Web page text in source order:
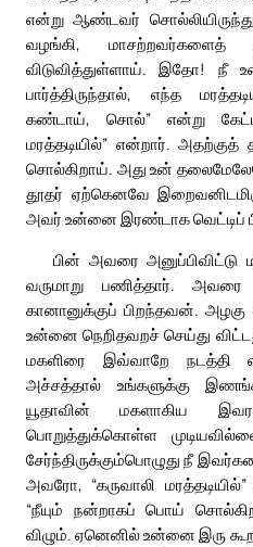
என்று ஆண்டவர்
வழங்கி, மாசற்றவர்களைத்
விடுவித்துள்ளாய். இதோ! நீ
பார்த்திருந்தால், எந்த
கண்டாய், சொல்” என்று
மரத்தடியில்” என்றார்.
சொல்கிறாய். அது உன்
தூதர் ஏற்கெனவே
அவர் உன்னை இரண்டாக வெட்டிப்
பின் அவரை
வருமாறு பணித்தார். அவரை
கானானுக்குப் பிறந்தவன்.
உன்னை நெறிதவறச் செய்து
மகளிரை இவ்வாறே நடத்தி
அச்சத்தால் உங்களுக்கு
யூதாவின் மகளாகிய
பொறுத்துக்கொள்ள
சேர்ந்திருக்கும்பொழுது நீ
அவரோ, “கருவாலி
“நீயும் நன்றாகப் பொய்
விழும். ஏனெனில் உன்னை இரு